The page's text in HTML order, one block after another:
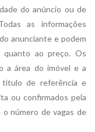
do anúncio ou de
as informações
anunciantee podem
quanto ao preço. Os
a área do imóvel e a
título de referência e
ou confirmados pela
o número de vagas de